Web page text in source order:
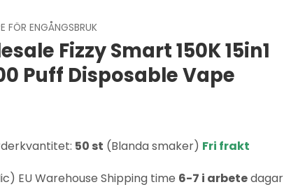
FÖR ENGÅNGSBRUK
Fizzy Smart 150K 15in1
Puff Disposable Vape
50 st (Blanda smaker) Fri frakt
EU Warehouse Shipping time 6-7 i arbetedagar